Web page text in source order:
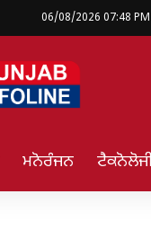
06/08/2026 07:48 PM
ਮਨੋਰੰਜਨ